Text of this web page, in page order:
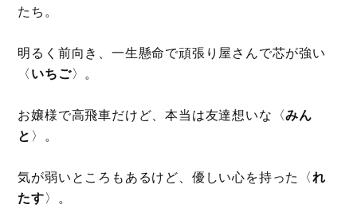
たち。
明るく前向き、一生懸命で頑張り屋さんで芯が強い
〈いちご〉。
お嬢様で高飛車だけど、本当は友達想いな〈みん
と 〉。
気が弱いところもあるけど、優しい心を持った〈れ
たす〉。